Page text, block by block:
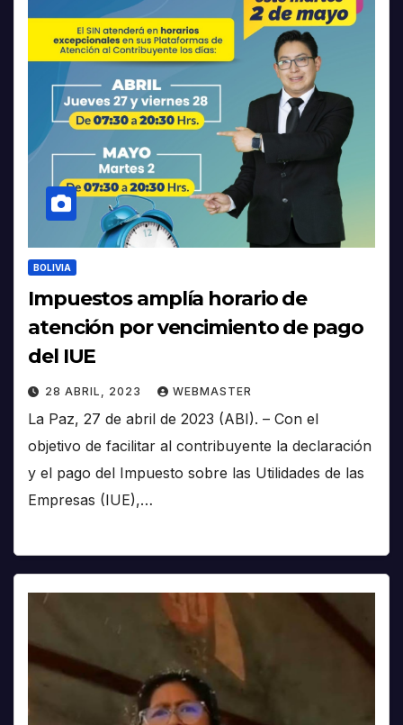
BOLIVIA
Impuestos amplía horario de
atención por vencimiento de pago
del IUE
28 ABRIL, 2023 WEBMASTER
La Paz, 27 de abril de 2023 (ABI). – Con el
objetivo de facilitar al contribuyente la declaración
y el pago del Impuesto sobre las Utilidades de las
Empresas (IUE),…